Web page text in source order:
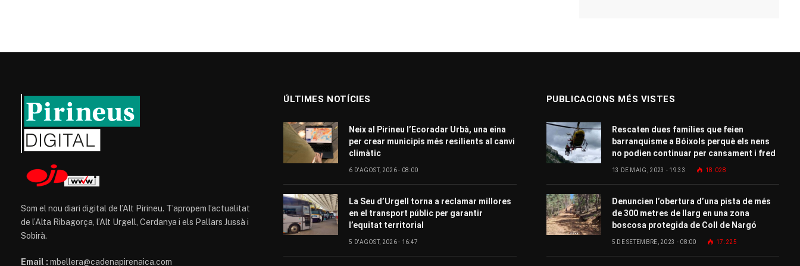
Som el nou diari digital de l’Alt Pirineu. T’apropem l’actualitat
de l’Alta Ribagorça, l’Alt Urgell, Cerdanya i els Pallars Jussà i
Sobirà.
Email : mbellera@cadenapirenaica.com
ÚLTIMES NOTÍCIES
Neix al Pirineu l’Ecoradar Urbà, una eina
per crear municipis més resilients al canvi
climàtic
6 D'AGOST, 2026 - 08:00
La Seu d’Urgell torna a reclamar millores
en el transport públic per garantir
l’equitat territorial
5 D'AGOST, 2026 - 16:47
PUBLICACIONS MÉS VISTES
Rescaten dues famílies que feien
barranquisme a Bóixols perquè els nens
no podien continuar per cansament i fred
13 DE MAIG, 2023 - 19:33 18.028
Denuncien l’obertura d’una pista de més
de 300 metres de llarg en una zona
boscosa protegida de Coll de Nargó
5 DE SETEMBRE, 2023 - 08:00 17.225